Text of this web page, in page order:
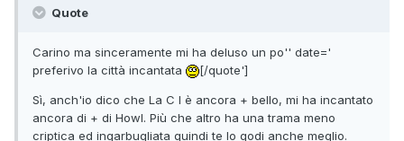
Quote
Carino ma sinceramente mi ha deluso un po'' date='
preferivo la città incantata
[/quote']
Sì, anch'io dico che La C I è ancora + bello, mi ha incantato
ancora di + di Howl. Più che altro ha una trama meno
criptica ed ingarbugliata quindi te lo godi anche meglio.